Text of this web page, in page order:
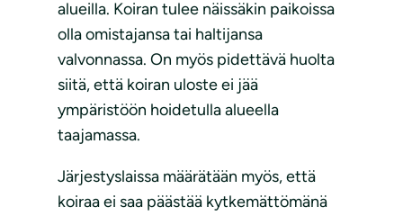
alueilla. Koiran tulee näissäkin paikoissa
olla omistajansa tai haltijansa
valvonnassa. On myös pidettävä huolta
siitä, että koiran uloste ei jää
ympäristöön hoidetulla alueella
taajamassa.
Järjestyslaissa määrätään myös, että
koiraa ei saa päästää kytkemättömänä